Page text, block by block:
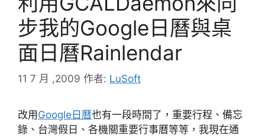
步我的Google日曆與桌
面日曆Rainlendar
11 7 月 ,2009 作者: LuSoft
改用 Google日曆也有一段時間了，重要行程、備忘
錄、台灣假日、各機關重要行事曆等等，我現在通